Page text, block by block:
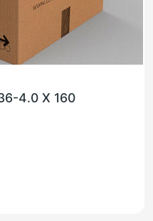
4.0 X 160